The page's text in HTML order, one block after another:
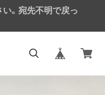
。宛先不明で戻っ